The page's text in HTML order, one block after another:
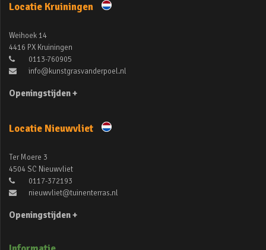
Locatie Kruiningen
Weihoek 14
4416 PX Kruiningen
0113-760905
info@kunstgrasvanderpoel.nl
Openingstijden +
Locatie Nieuwvliet
Ter Moere 3
4504 SC Nieuwvliet
0117-372193
nieuwvliet@tuinenterras.nl
Openingstijden +